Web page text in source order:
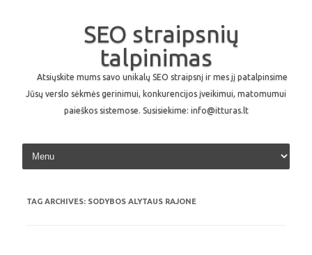
SEO straipsnių
talpinimas
Atsiųskite mums savo unikalų SEO straipsnį ir mes jį patalpinsime
Jūsų verslo sėkmės gerinimui, konkurencijos įveikimui, matomumui
paieškos sistemose. Susisiekime: info@itturas.lt
Skip to content
TAG ARCHIVES: SODYBOS ALYTAUS RAJONE